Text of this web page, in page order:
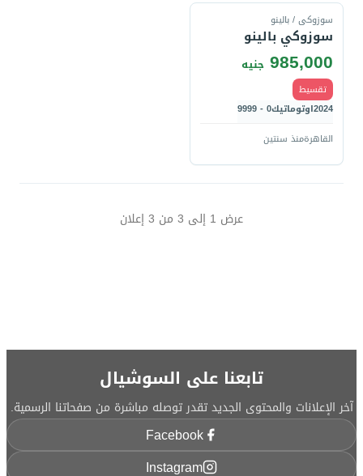
سوزوكى / بالينو
سوزوكي بالينو
985,000 جنيه
تقسيط
2024اوتوماتيك0 - 9999
القاهرةمنذ سنتين
عرض 1 إلى 3 من 3 إعلان
تابعنا على السوشيال
آخر الإعلانات والمحتوى الجديد تقدر توصله مباشرة من صفحاتنا الرسمية.
Facebook
Instagram